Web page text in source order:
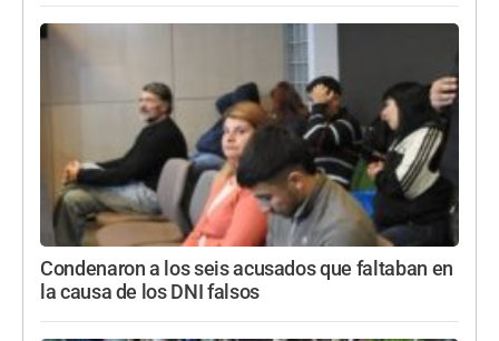
Condenaron a los seis acusados que faltaban en
la causa de los DNI falsos